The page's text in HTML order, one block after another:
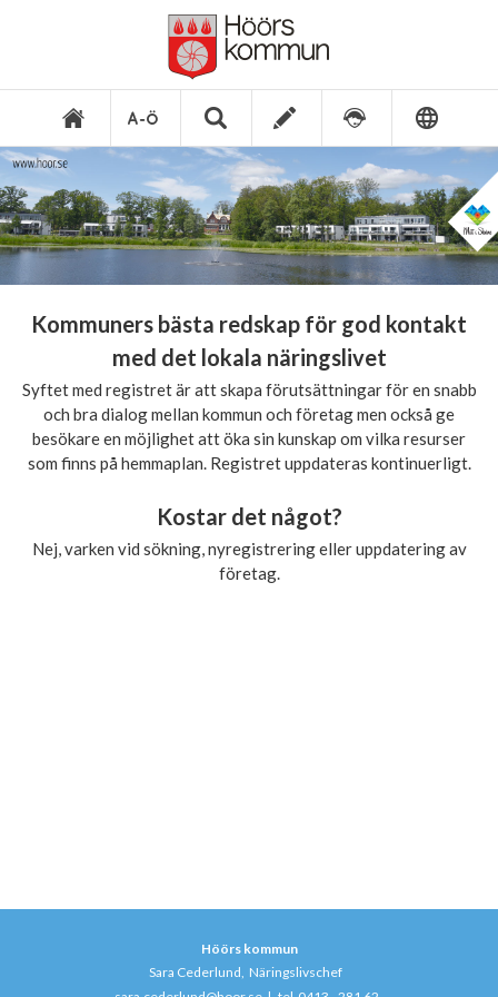
Kommuners bästa redskap för god kontakt
med det lokala näringslivet
Syftet med registret är att skapa förutsättningar för en snabb
och bra dialog mellan kommun och företag men också ge
besökare en möjlighet att öka sin kunskap om vilka resurser
som finns på hemmaplan. Registret uppdateras kontinuerligt.
Kostar det något?
Nej, varken vid sökning, nyregistrering eller uppdatering av
företag.
Höörs kommun
Sara Cederlund, Näringslivschef